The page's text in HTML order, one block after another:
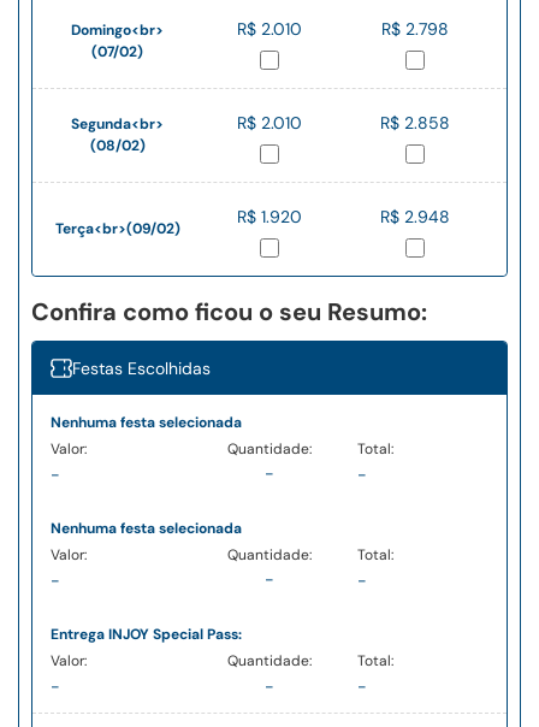
Domingo<br>
(07/02)
R$ 2.010 R$ 2.798
Segunda<br>
(08/02)
R$ 2.010 R$ 2.858
Terça<br>(09/02)
R$ 1.920 R$ 2.948
Confira como ficou o seu Resumo:
Festas Escolhidas
Nenhuma festa selecionada
- - -
Nenhuma festa selecionada
- - -
Entrega INJOY Special Pass:
- - -